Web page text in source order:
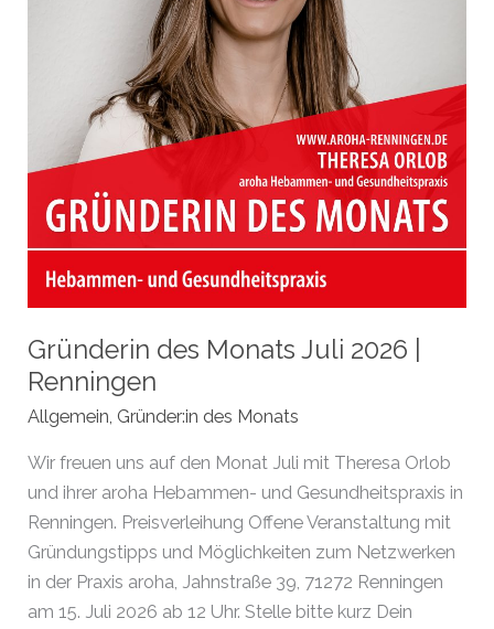
Gründerin des Monats Juli 2026 |
Renningen
Allgemein, Gründer:in des Monats
Wir freuen uns auf den Monat Juli mit Theresa Orlob
und ihrer aroha Hebammen- und Gesundheitspraxis in
Renningen. Preisverleihung Offene Veranstaltung mit
Gründungstipps und Möglichkeiten zum Netzwerken
in der Praxis aroha, Jahnstraße 39, 71272 Renningen
am 15. Juli 2026 ab 12 Uhr. Stelle bitte kurz Dein